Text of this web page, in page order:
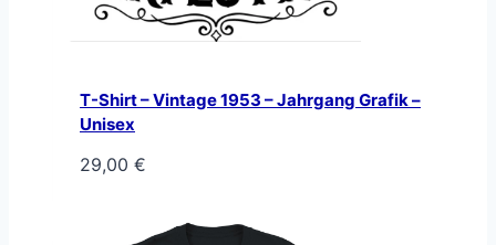
T-Shirt – Vintage 1953 – Jahrgang Grafik –
Unisex
29,00 €